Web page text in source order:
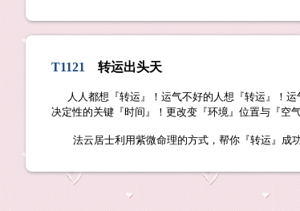
T1121 转运出头天
人人都想『转运』！运气不好的人想『转运』！
决定性的关键『时间』！更改变『环境』位置与『空
法云居士利用紫微命理的方式，帮你『转运』成